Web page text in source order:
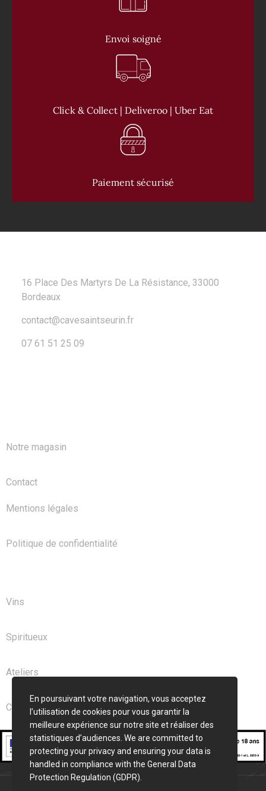
Envoi soigné
Click & Collect | Deliveroo | Uber Eat
Paiement sécurisé
16 Place Des Martyrs De La Résistance, 33000
Bordeaux
contact@cavesaintseurin.fr
07 61 51 25 09
Notre magasin
Contact
Mentions légales
Politique de confidentialité
Vins
Spiritueux
Ateliers
Club
En poursuivant votre navigation, vous acceptez
l’utilisation de cookies pour vous garantir la
meilleure expérience sur notre site et réaliser des
statistiques d’audiences. We are committed to
protecting your privacy and ensuring your data is
handled in compliance with the General Data
Protection Regulation (GDPR)